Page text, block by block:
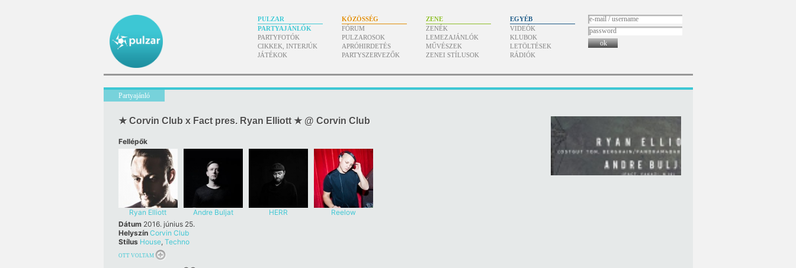
PULZAR
PARTYAJÁNLÓK
PARTYFOTÓK
CIKKEK, INTERJÚK
JÁTÉKOK
KÖZÖSSÉG
FÓRUM
PULZAROSOK
APRÓHIRDETÉS
PARTYSZERVEZŐK
ZENE
ZENÉK
LEMEZAJÁNLÓK
MŰVÉSZEK
ZENEI STÍLUSOK
EGYÉB
VIDEÓK
KLUBOK
LETÖLTÉSEK
RÁDIÓK
ok
Partyajánló
★ Corvin Club x Fact pres. Ryan Elliott ★ @ Corvin Club
Fellépők
Ryan Elliott Andre Buljat HERR
Reelow
Dátum 2016. június 25.
Helyszín Corvin Club
Stílus House, Techno
OTT VOLTAM